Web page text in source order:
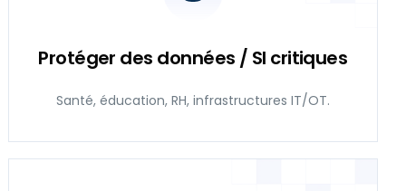
Protéger des données / SI critiques
Santé, éducation, RH, infrastructures IT/OT.